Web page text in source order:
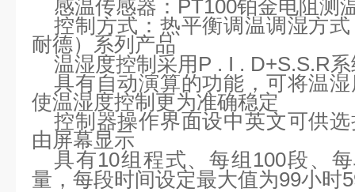
感温传感器： PT100铂金电阻测
控制方式：热平衡调温调湿方
耐德）系列产品
温湿度控制采用 P . I . D+S.S.R
具有自动演算的功能，可将温
使温湿度控制更为准确稳定
控制器操作界面设中英文可供
由屏幕显示
具有10组程式、每组100段、
量，每段时间设定最大值为99小时